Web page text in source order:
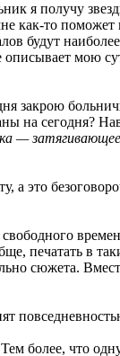
я получу
как-то
будут
описывает мою
закрою
на сегодня?
—
а это
печатать в
сюжета.
более, что